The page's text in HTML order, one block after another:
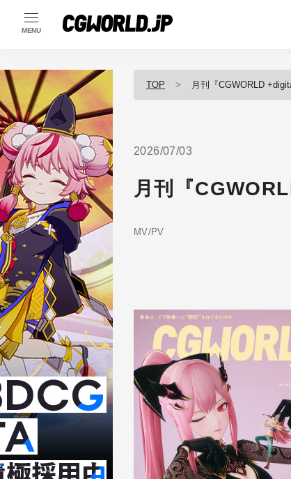
MENU
TOP 月刊『CGWORLD
2026/07/03
月刊『
MV/PV